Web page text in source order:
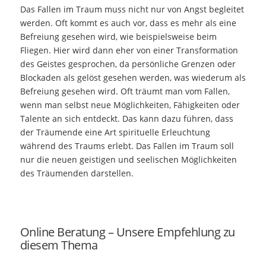
Das Fallen im Traum muss nicht nur von Angst begleitet
werden. Oft kommt es auch vor, dass es mehr als eine
Befreiung gesehen wird, wie beispielsweise beim
Fliegen. Hier wird dann eher von einer Transformation
des Geistes gesprochen, da persönliche Grenzen oder
Blockaden als gelöst gesehen werden, was wiederum als
Befreiung gesehen wird. Oft träumt man vom Fallen,
wenn man selbst neue Möglichkeiten, Fähigkeiten oder
Talente an sich entdeckt. Das kann dazu führen, dass
der Träumende eine Art spirituelle Erleuchtung
während des Traums erlebt. Das Fallen im Traum soll
nur die neuen geistigen und seelischen Möglichkeiten
des Träumenden darstellen.
Online Beratung – Unsere Empfehlung zu
diesem Thema